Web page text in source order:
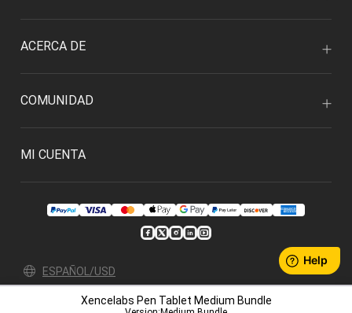
Xencelabs Pen Tablet Medium Bundle
ACERCA DE
COMUNIDAD
MI CUENTA
ESPAÑOL/USD
Política de privacidad Condiciones de uso